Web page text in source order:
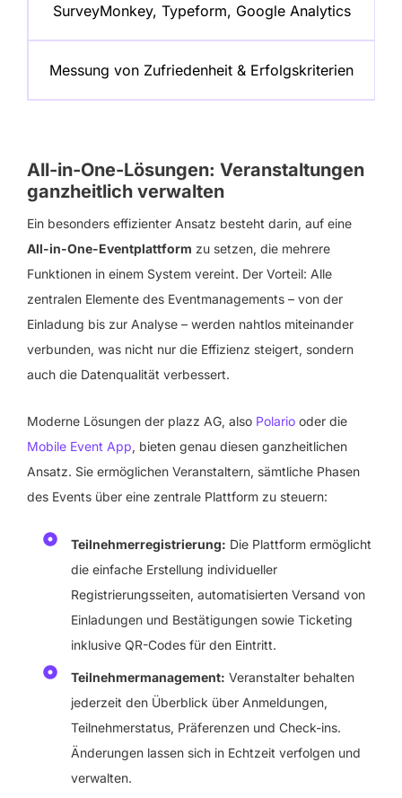
SurveyMonkey, Typeform, Google Analytics
Messung von Zufriedenheit & Erfolgskriterien
All-in-One-Lösungen: Veranstaltungen
ganzheitlich verwalten
Ein besonders effizienter Ansatz besteht darin, auf eine
All-in-One-Eventplattform zu setzen, die mehrere
Funktionen in einem System vereint. Der Vorteil: Alle
zentralen Elemente des Eventmanagements – von der
Einladung bis zur Analyse – werden nahtlos miteinander
verbunden, was nicht nur die Effizienz steigert, sondern
auch die Datenqualität verbessert.
Moderne Lösungen der plazz AG, also Polario oder die
Mobile Event App, bieten genau diesen ganzheitlichen
Ansatz. Sie ermöglichen Veranstaltern, sämtliche Phasen
des Events über eine zentrale Plattform zu steuern:
Teilnehmerregistrierung: Die Plattform ermöglicht
die einfache Erstellung individueller
Registrierungsseiten, automatisierten Versand von
Einladungen und Bestätigungen sowie Ticketing
inklusive QR-Codes für den Eintritt.
Teilnehmermanagement: Veranstalter behalten
jederzeit den Überblick über Anmeldungen,
Teilnehmerstatus, Präferenzen und Check-ins.
Änderungen lassen sich in Echtzeit verfolgen und
verwalten.